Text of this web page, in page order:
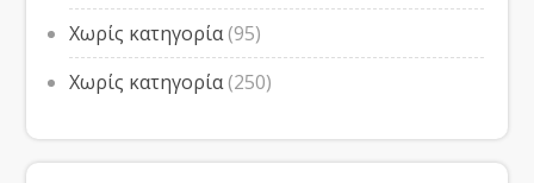
Χωρίς κατηγορία(95)
Χωρίς κατηγορία(250)